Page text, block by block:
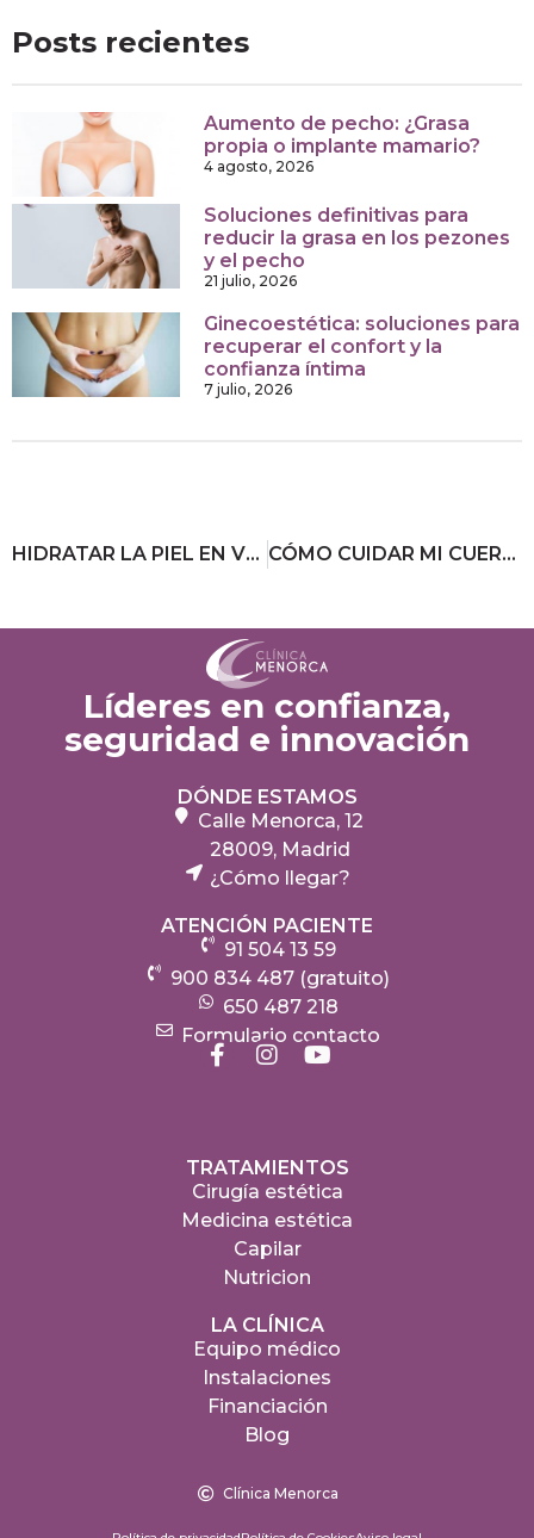
Posts recientes
Aumento de pecho: ¿Grasa
propia o implante mamario?
4 agosto, 2026
Soluciones definitivas para
reducir la grasa en los pezones
y el pecho
21 julio, 2026
Ginecoestética: soluciones para
recuperar el confort y la
confianza íntima
7 julio, 2026
HIDRATAR LA PIEL EN VERANO CÓMO CUIDAR MI CUERPO: CUIDADOS POSTVACACIONALES
Líderes en confianza,
seguridad e innovación
DÓNDE ESTAMOS
Calle Menorca, 12
28009, Madrid
¿Cómo llegar?
ATENCIÓN PACIENTE
91 504 13 59
900 834 487 (gratuito)
650 487 218
Formulario contacto
TRATAMIENTOS
Cirugía estética
Medicina estética
Capilar
Nutricion
LA CLÍNICA
Equipo médico
Instalaciones
Financiación
Blog
Clínica Menorca